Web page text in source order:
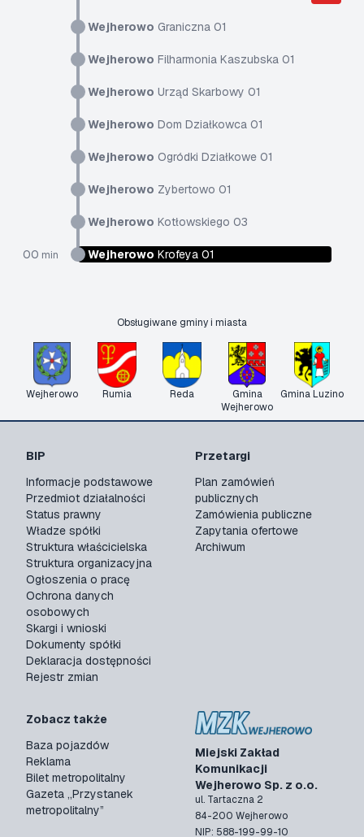
Wejherowo Graniczna 01
Wejherowo Filharmonia Kaszubska 01
Wejherowo Urząd Skarbowy 01
Wejherowo Dom Działkowca 01
Wejherowo Ogródki Działkowe 01
Wejherowo Zybertowo 01
Wejherowo Kotłowskiego 03
00 min Wejherowo Krofeya 01
Obsługiwane gminy i miasta
Wejherowo Rumia Reda
Gmina
Wejherowo
Gmina Luzino
Miejski Zakład
Komunikacji
Wejherowo Sp. z o.o.
ul. Tartaczna 2
84-200 Wejherowo
NIP: 588-199-99-10
BIP
Informacje podstawowe
Przedmiot działalności
Status prawny
Władze spółki
Struktura właścicielska
Struktura organizacyjna
Ogłoszenia o pracę
Ochrona danych
osobowych
Skargi i wnioski
Dokumenty spółki
Deklaracja dostępności
Rejestr zmian
Przetargi
Plan zamówień
publicznych
Zamówienia publiczne
Zapytania ofertowe
Archiwum
Zobacz także
Baza pojazdów
Reklama
Bilet metropolitalny
Gazeta „Przystanek
metropolitalny”